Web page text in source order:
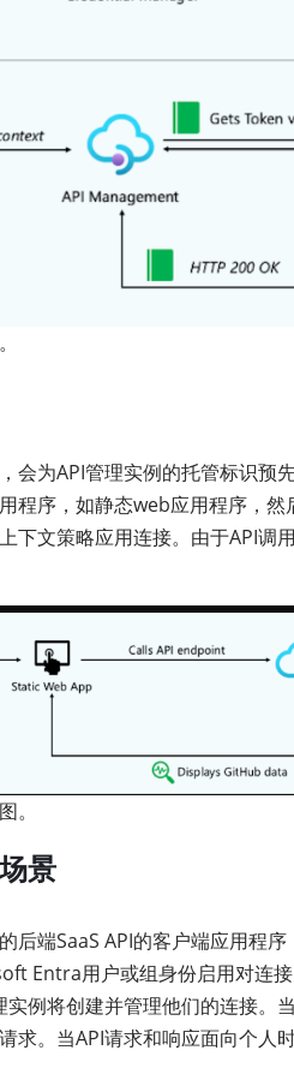
会为API管理实例的托管标识预
程序，如静态web应用程序，
下文策略应用连接。由于API调
。
景
后端SaaS API的客户端应用程
Entra用户或组身份启用对连
例将创建并管理他们的连接。
求。当API请求和响应面向个人